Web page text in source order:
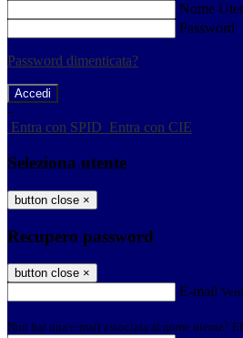
Nome
Password
Password dimenticata?
-
Entra con SPID Entra con CIE
Seleziona utente
button close ×
Recupero password
button close ×
E-mail
Non hai una e-mail associata al nome utente?